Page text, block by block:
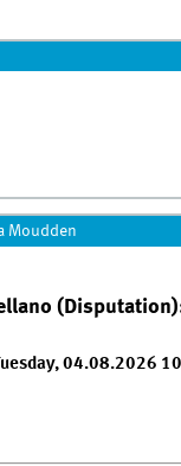
Moudden
04.08.2026